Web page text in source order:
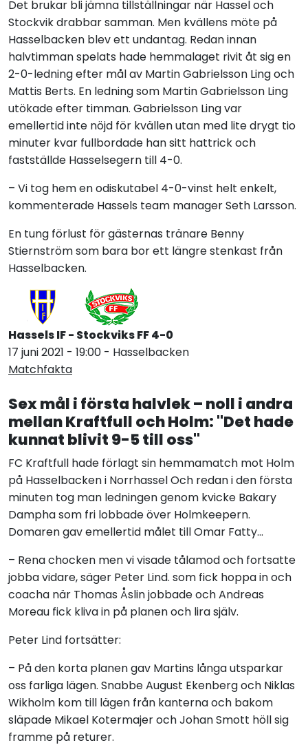
Det brukar bli jämna tillställningar när Hassel och
Stockvik drabbar samman. Men kvällens möte på
Hasselbacken blev ett undantag. Redan innan
halvtimman spelats hade hemmalaget rivit åt sig en
2-0-ledning efter mål av Martin Gabrielsson Ling och
Mattis Berts. En ledning som Martin Gabrielsson Ling
utökade efter timman. Gabrielsson Ling var
emellertid inte nöjd för kvällen utan med lite drygt tio
minuter kvar fullbordade han sitt hattrick och
fastställde Hasselsegern till 4-0.
– Vi tog hem en odiskutabel 4-0-vinst helt enkelt,
kommenterade Hassels team manager Seth Larsson.
En tung förlust för gästernas tränare Benny
Stiernström som bara bor ett längre stenkast från
Hasselbacken.
Hassels IF - Stockviks FF 4-0
17 juni 2021 - 19:00 - Hasselbacken
Matchfakta
Sex mål i första halvlek – noll i andra
mellan Kraftfull och Holm: "Det hade
kunnat blivit 9-5 till oss"
FC Kraftfull hade förlagt sin hemmamatch mot Holm
på Hasselbacken i Norrhassel Och redan i den första
minuten tog man ledningen genom kvicke Bakary
Dampha som fri lobbade över Holmkeepern.
Domaren gav emellertid målet till Omar Fatty...
– Rena chocken men vi visade tålamod och fortsatte
jobba vidare, säger Peter Lind. som fick hoppa in och
coacha när Thomas Åslin jobbade och Andreas
Moreau fick kliva in på planen och lira själv.
Peter Lind fortsätter:
– På den korta planen gav Martins långa utsparkar
oss farliga lägen. Snabbe August Ekenberg och Niklas
Wikholm kom till lägen från kanterna och bakom
släpade Mikael Kotermajer och Johan Smott höll sig
framme på returer.